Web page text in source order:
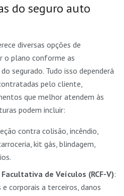
do seguro auto
diversas opções de
o plano conforme as
segurado. Tudo isso dependerá
pelo cliente,
que melhor atendem às
podem incluir:
contra colisão, incêndio,
kit gás, blindagem,
de Veículos (RCF-V):
corporais a terceiros, danos